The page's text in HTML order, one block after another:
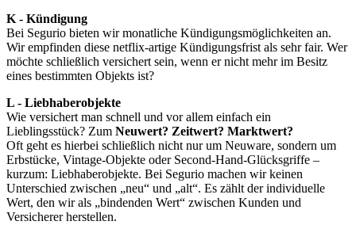
K - Kündigung
Bei Segurio bieten wir monatliche Kündigungsmöglichkeiten an.
Wir empfinden diese netflix-artige Kündigungsfrist als sehr fair. Wer
möchte schließlich versichert sein, wenn er nicht mehr im Besitz
eines bestimmten Objekts ist?
L - Liebhaberobjekte
Wie versichert man schnell und vor allem einfach ein
Lieblingsstück? Zum Neuwert? Zeitwert? Marktwert?
Oft geht es hierbei schließlich nicht nur um Neuware, sondern um
Erbstücke, Vintage-Objekte oder Second-Hand-Glücksgriffe –
kurzum: Liebhaberobjekte. Bei Segurio machen wir keinen
Unterschied zwischen „neu“ und „alt“. Es zählt der individuelle
Wert, den wir als „bindenden Wert“ zwischen Kunden und
Versicherer herstellen.